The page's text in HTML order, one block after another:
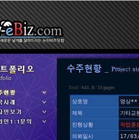
Total : 643 , 8 / 33 pages
상호명
영상**
제목
기타교
진행상황
작업종
의뢰일시
17/
현황
사례